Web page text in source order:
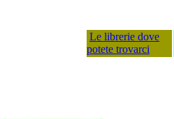
Le librerie dove
potete trovarci